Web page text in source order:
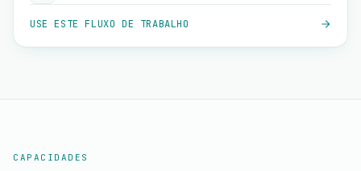
USE ESTE FLUXO DE TRABALHO
CAPACIDADES